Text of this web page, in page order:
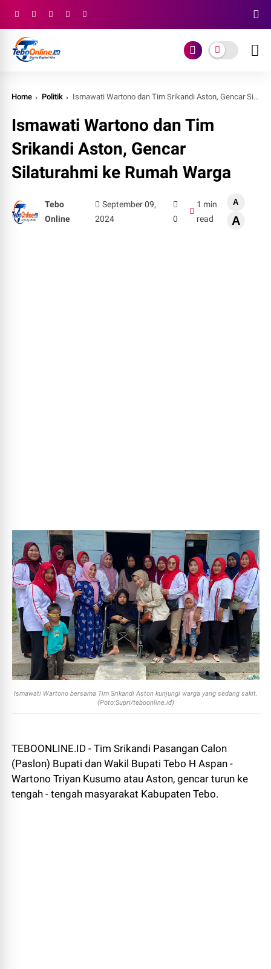
Home Politik Ismawati Wartono dan Tim Srikandi Aston, Gencar Silaturahmi ke Rumah Warga
Ismawati Wartono dan Tim
Srikandi Aston, Gencar
Silaturahmi ke Rumah Warga
Tebo
Online
September 09,
2024
0
1 min
read
A
A
Ismawati Wartono bersama Tim Srikandi Aston kunjungi warga yang sedang sakit.
(Poto:Supri/teboonline.id)
TEBOONLINE.ID - Tim Srikandi Pasangan Calon
(Paslon) Bupati dan Wakil Bupati Tebo H Aspan -
Wartono Triyan Kusumo atau Aston, gencar turun ke
tengah - tengah masyarakat Kabupaten Tebo.